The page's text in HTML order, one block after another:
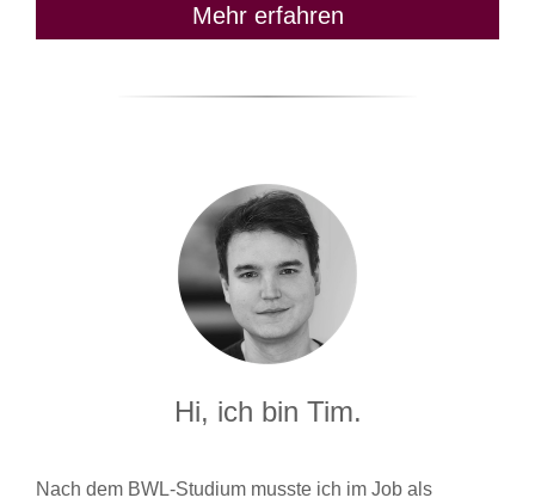
Mehr erfahren
Hi, ich bin Tim.
Nach dem BWL-Studium musste ich im Job als